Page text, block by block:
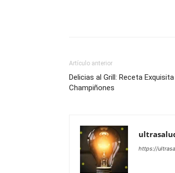
Artículo anterior
Delicias al Grill: Receta
Champiñones
https://